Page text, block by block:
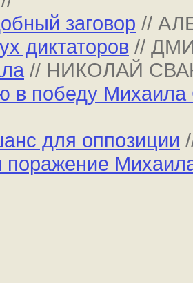
заговор //
диктаторов //
// НИКОЛАЙ
в победу
для оппозиции
поражение